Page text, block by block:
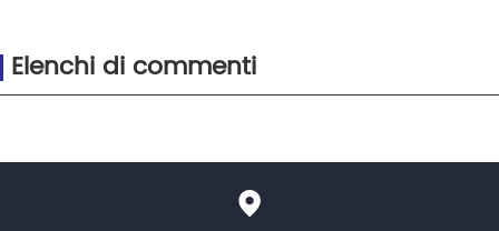
Elenchi di commenti